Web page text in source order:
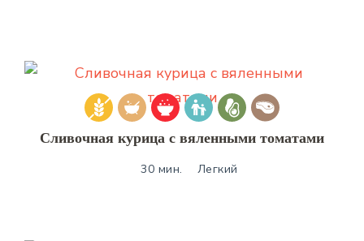
Сливочная курица с вяленными томатами
30 мин. Легкий